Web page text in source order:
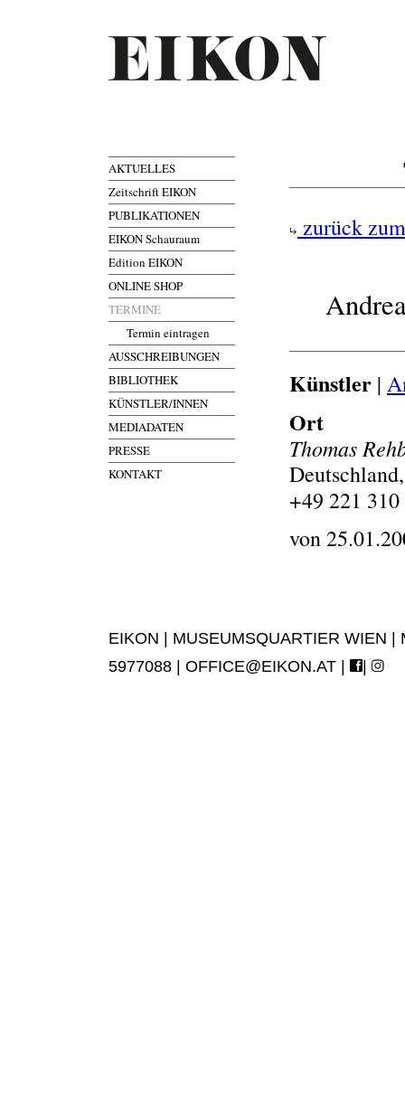
AKTUELLES
Zeitschrift EIKON
PUBLIKATIONEN
EIKON Schauraum
Edition EIKON
ONLINE SHOP
TERMINE
Termin eintragen
AUSSCHREIBUNGEN
BIBLIOTHEK
KÜNSTLER/INNEN
MEDIADATEN
PRESSE
KONTAKT
zurück
Künstler |
Ort
Thomas
+49 221
von
EIKON | MUSEUMSQUARTIER WIEN
5977088 | OFFICE@EIKON.AT | |